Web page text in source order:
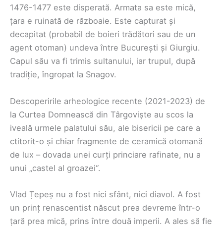
1476-1477 este disperată. Armata sa este mică,
țara e ruinată de războaie. Este capturat și
decapitat (probabil de boieri trădători sau de un
agent otoman) undeva între București și Giurgiu.
Capul său va fi trimis sultanului, iar trupul, după
tradiție, îngropat la Snagov.
Descoperirile arheologice recente (2021-2023) de
la Curtea Domnească din Târgoviște au scos la
iveală urmele palatului său, ale bisericii pe care a
ctitorit-o și chiar fragmente de ceramică otomană
de lux – dovada unei curți princiare rafinate, nu a
unui „castel al groazei“.
Vlad Țepeș nu a fost nici sfânt, nici diavol. A fost
un prinț renascentist născut prea devreme într-o
țară prea mică, prins între două imperii. A ales să fie